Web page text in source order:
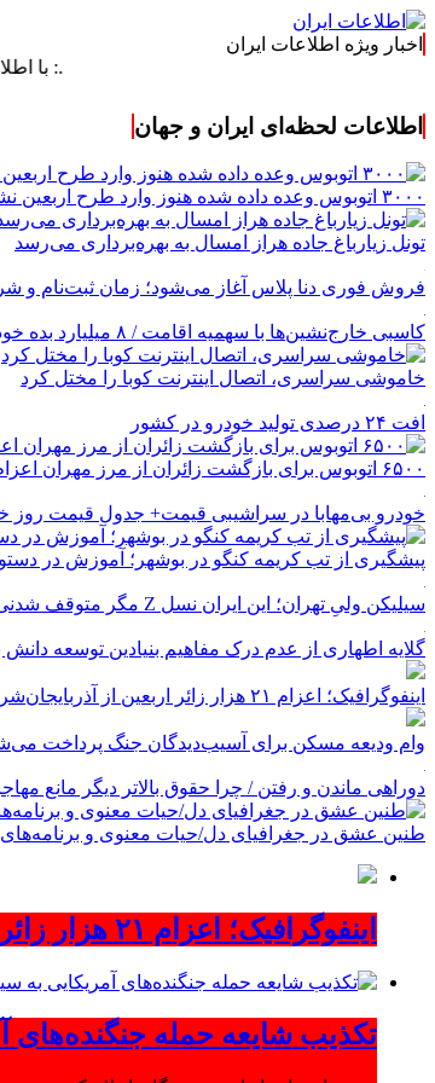
اخبار ویژه اطلاعات ایران
.: با اطلاعات
اطلاعات لحظه‌ای ایران و جهان
۳۰۰۰ اتوبوس وعده داده شده هنوز وارد طرح اربعین نشده است
تونل زیارباغ جاده هراز امسال به بهره‌برداری می‌رسد
فروش فوری دنا پلاس آغاز می‌شود؛ زمان ثبت‌نام و
کاسبی خارج‌نشین‌ها با سهمیه اقامت / ۸ میلیارد بده خودرو وارد کن!
خاموشی سراسری، اتصال اینترنت کوبا را مختل کرد
افت ۲۴ درصدی تولید خودرو در کشور
۶۵۰۰ اتوبوس برای بازگشت زائران از مرز مهران اعزام می‌شود
خودرو بی‌مهابا در سراشیبی قیمت+ جدول قیمت روز
پیشگیری از تب کریمه کنگو در بوشهر؛ آموزش در
سیلیکن ولیِ تهران؛ این ایران نسل Z مگر متوقف شدنی است؟ / آینده ایران را این دانش آموزان می سازند
گلایه اطهاری از عدم درک مفاهیم بنیادین توسعه دانش
اینفوگرافیک؛ اعزام ۲۱ هزار زائر اربعین از آذربایجان‌شرقی
وام ودیعه مسکن برای آسیب‌دیدگان جنگ پرداخت
دوراهی ماندن و رفتن / چرا حقوق بالاتر دیگر مانع
طنین عشق در جغرافیای دل/حیات معنوی و برنامه‌های
اینفوگرافیک؛ اعزام ۲۱ هزار زائر اربعین از آذربایجان‌شرقی
تکذیب شایعه حمله جنگنده‌های